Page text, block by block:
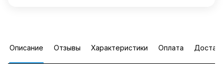
Описание Отзывы Характеристики Оплата